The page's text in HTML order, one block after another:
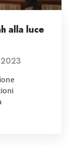
alla luce